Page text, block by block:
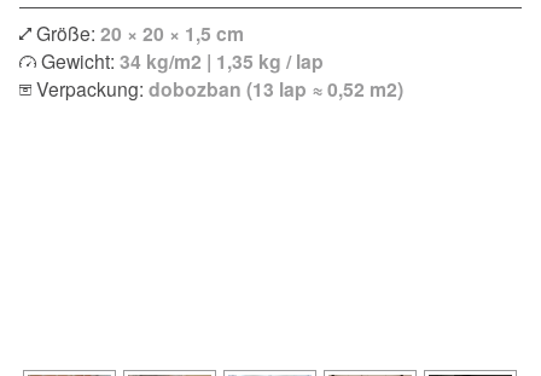
Größe: 20 × 20 × 1,5 cm
Gewicht: 34 kg/m2 | 1,35 kg / lap
Verpackung: dobozban (13 lap ≈ 0,52 m2)